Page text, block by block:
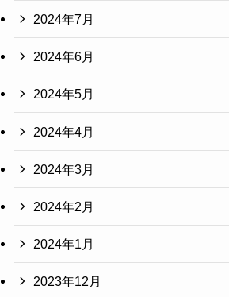
2024年7月
2024年6月
2024年5月
2024年4月
2024年3月
2024年2月
2024年1月
2023年12月